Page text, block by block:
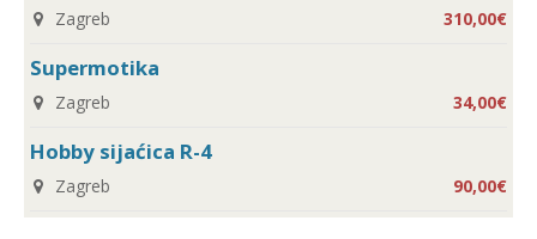
Zagreb 310,00€
Supermotika
Zagreb 34,00€
Hobby sijaćica R-4
Zagreb 90,00€